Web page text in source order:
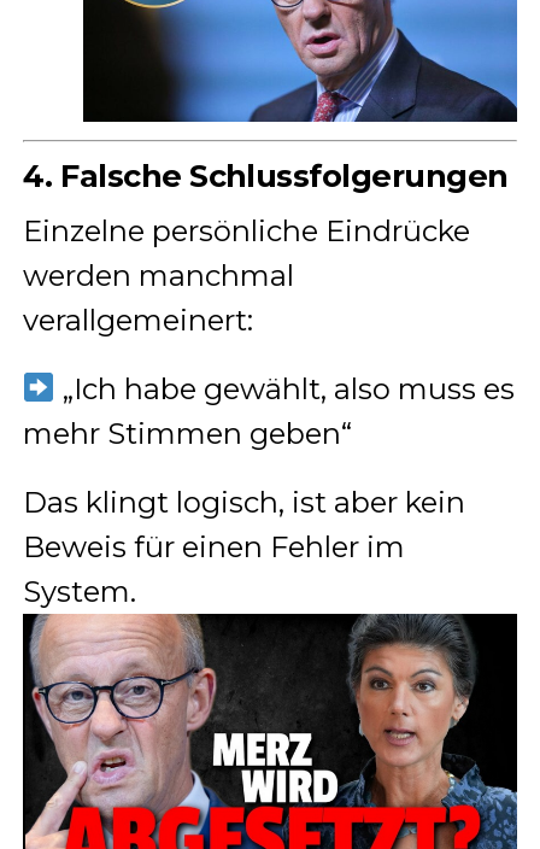
4. Falsche Schlussfolgerungen
Einzelne persönliche Eindrücke
werden manchmal
verallgemeinert:
„Ich habe gewählt, also muss es
mehr Stimmen geben“
Das klingt logisch, ist aber kein
Beweis für einen Fehler im
System.